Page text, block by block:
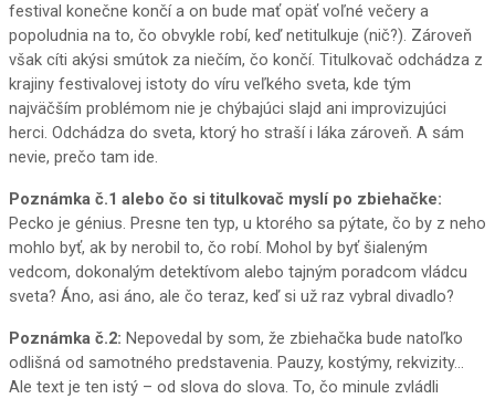
festival konečne končí a on bude mať opäť voľné večery a
popoludnia na to, čo obvykle robí, keď netitulkuje (nič?). Zároveň
však cíti akýsi smútok za niečím, čo končí. Titulkovač odchádza z
krajiny festivalovej istoty do víru veľkého sveta, kde tým
najväčším problémom nie je chýbajúci slajd ani improvizujúci
herci. Odchádza do sveta, ktorý ho straší i láka zároveň. A sám
nevie, prečo tam ide.
Poznámka č.1 alebo čo si titulkovač myslí po zbiehačke:
Pecko je génius. Presne ten typ, u ktorého sa pýtate, čo by z neho
mohlo byť, ak by nerobil to, čo robí. Mohol by byť šialeným
vedcom, dokonalým detektívom alebo tajným poradcom vládcu
sveta? Áno, asi áno, ale čo teraz, keď si už raz vybral divadlo?
Poznámka č.2: Nepovedal by som, že zbiehačka bude natoľko
odlišná od samotného predstavenia. Pauzy, kostýmy, rekvizity…
Ale text je ten istý – od slova do slova. To, čo minule zvládli